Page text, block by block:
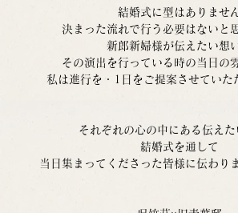
結婚式に型はありませ
決まった流れで行う必要はないと
新郎新婦様が伝えたい想
その演出を行っている時の当日の
私は進行を・1日をご提案させていた
それぞれの心の中にある伝え
結婚式を通して
当日集まってくださった皆様に伝わり